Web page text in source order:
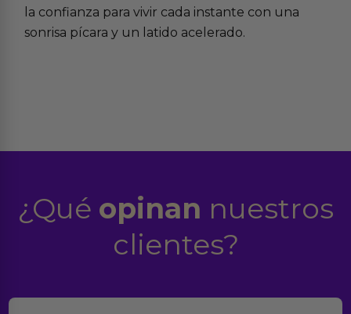
la confianza para vivir cada instante con una
sonrisa pícara y un latido acelerado.
¿Qué opinan nuestros
clientes?